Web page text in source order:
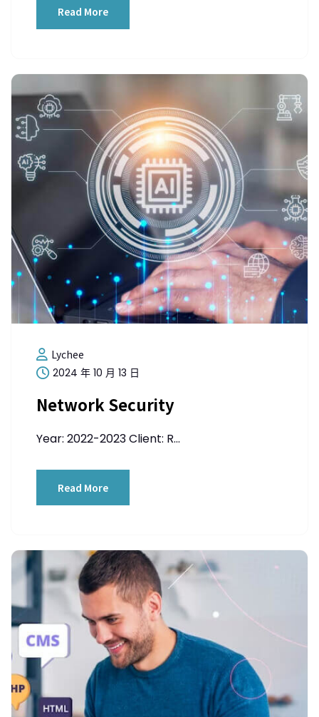
Read More
Lychee
2024 年 10 月 13 日
Network Security
Year: 2022-2023 Client: R...
Read More